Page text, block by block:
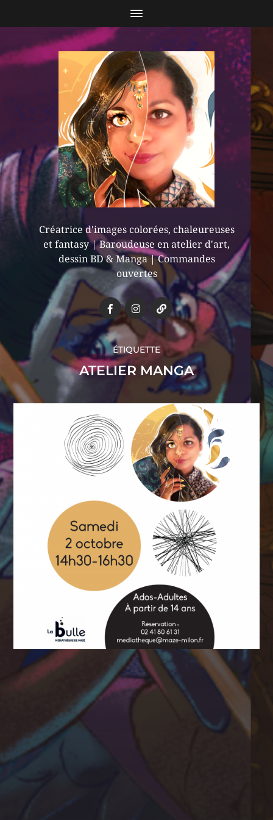
Créatrice d'images colorées, chaleureuses
et fantasy | Baroudeuse en atelier d'art,
dessin BD & Manga | Commandes
ouvertes
ÉTIQUETTE
ATELIER MANGA